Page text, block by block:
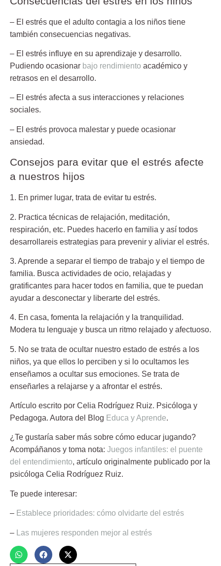
– El estrés que el adulto contagia a los niños tiene
también consecuencias negativas.
– El estrés influye en su aprendizaje y desarrollo.
Pudiendo ocasionar bajo rendimiento académico y
retrasos en el desarrollo.
– El estrés afecta a sus interacciones y relaciones
sociales.
– El estrés provoca malestar y puede ocasionar
ansiedad.
Consejos para evitar que el estrés afecte
a nuestros hijos
1. En primer lugar, trata de evitar tu estrés.
2. Practica técnicas de relajación, meditación,
respiración, etc. Puedes hacerlo en familia y así todos
desarrollareis estrategias para prevenir y aliviar el estrés.
3. Aprende a separar el tiempo de trabajo y el tiempo de
familia. Busca actividades de ocio, relajadas y
gratificantes para hacer todos en familia, que te puedan
ayudar a desconectar y liberarte del estrés.
4. En casa, fomenta la relajación y la tranquilidad.
Modera tu lenguaje y busca un ritmo relajado y afectuoso.
5. No se trata de ocultar nuestro estado de estrés a los
niños, ya que ellos lo perciben y si lo ocultamos les
enseñamos a ocultar sus emociones. Se trata de
enseñarles a relajarse y a afrontar el estrés.
Artículo escrito por Celia Rodríguez Ruiz. Psicóloga y
Pedagoga. Autora del Blog Educa y Aprende.
¿Te gustaría saber más sobre cómo educar jugando?
Acompáñanos y toma nota: Juegos infantiles: el puente
del entendimiento, artículo originalmente publicado por la
psicóloga Celia Rodríguez Ruiz.
Te puede interesar:
– Establece prioridades: cómo olvidarte del estrés
– Las mujeres responden mejor al estrés